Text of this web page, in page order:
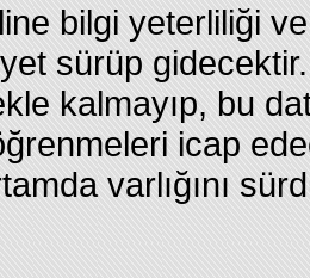
bilgi yeterliliği
sürüp
kalmayıp, bu
icap
varlığını